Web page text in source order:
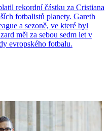
rekordní částku za Cristiana
fotbalistů planety. Gareth
a sezoně, ve které byl
měl za sebou sedm let v
evropského fotbalu.